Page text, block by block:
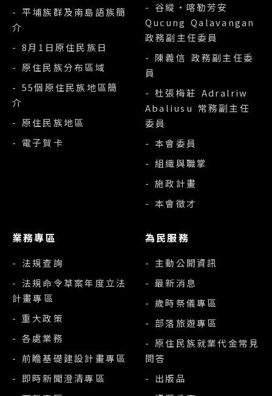
- 平埔族群及南島語族簡
介
- 8月1日原住民族日
- 原住民族分布區域
- 55個原住民族地區簡
介
- 原住民族地區
- 電子賀卡
- 谷縱‧喀勒芳安
Qucung Qalavangan
政務副主任委員
- 陳義信 政務副主任委
員
- 杜張梅莊 Adralriw
Abaliusu 常務副主任
委員
- 本會委員
- 組織與職掌
- 施政計畫
- 本會徵才
業務專區
- 法規查詢
- 法規命令草案年度立法
計畫專區
- 重大政策
- 各處業務
- 前瞻基礎建設計畫專區
- 即時新聞澄清專區
為民服務
- 主動公開資訊
- 最新消息
- 歲時祭儀專區
- 部落旅遊專區
- 原住民族就業代金常見
問答
- 出版品